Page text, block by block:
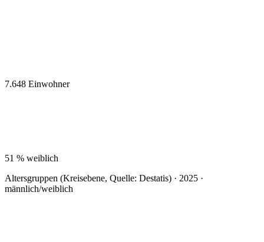
7.648 Einwohner
51 % weiblich
Altersgruppen (Kreisebene, Quelle: Destatis) · 2025 ·
männlich/weiblich